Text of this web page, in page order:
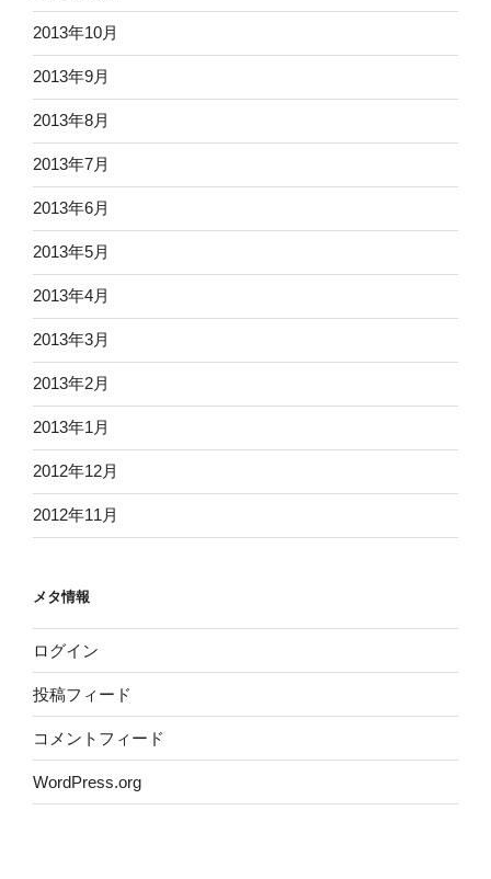
2013年10月
2013年9月
2013年8月
2013年7月
2013年6月
2013年5月
2013年4月
2013年3月
2013年2月
2013年1月
2012年12月
2012年11月
メタ情報
ログイン
投稿フィード
コメントフィード
WordPress.org